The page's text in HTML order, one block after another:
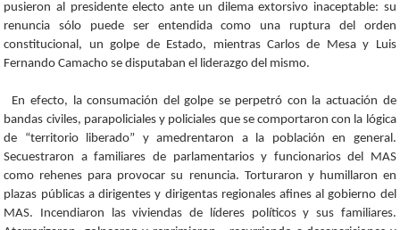
pusieron al presidente electo ante un dilema extorsivo inaceptable: su
renuncia sólo puede ser entendida como una ruptura del orden
constitucional, un golpe de Estado, mientras Carlos de Mesa y Luis
Fernando Camacho se disputaban el liderazgo del mismo.
En efecto, la consumación del golpe se perpetró con la actuación de
bandas civiles, parapoliciales y policiales que se comportaron con la lógica
de “territorio liberado” y amedrentaron a la población en general.
Secuestraron a familiares de parlamentarios y funcionarios del MAS
como rehenes para provocar su renuncia. Torturaron y humillaron en
plazas públicas a dirigentes y dirigentas regionales afines al gobierno del
MAS. Incendiaron las viviendas de líderes políticos y sus familiares.